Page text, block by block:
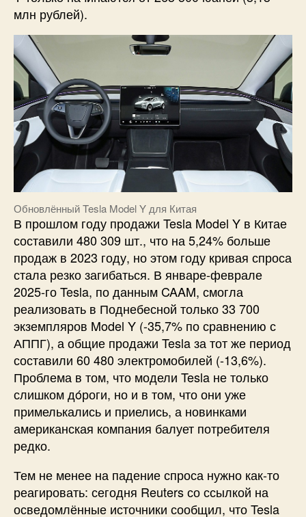
млн рублей).
Обновлённый Tesla Model Y для Китая
В прошлом году продажи Tesla Model Y в Китае
составили 480 309 шт., что на 5,24% больше
продаж в 2023 году, но этом году кривая спроса
стала резко загибаться. В январе-феврале
2025-го Tesla, по данным CAAM, смогла
реализовать в Поднебесной только 33 700
экземпляров Model Y (-35,7% по сравнению с
АППГ), а общие продажи Tesla за тот же период
составили 60 480 электромобилей (-13,6%).
Проблема в том, что модели Tesla не только
слишком дóроги, но и в том, что они уже
примелькались и приелись, а новинками
американская компания балует потребителя
редко.
Тем не менее на падение спроса нужно как-то
реагировать: сегодня Reuters со ссылкой на
осведомлённые источники сообщил, что Tesla